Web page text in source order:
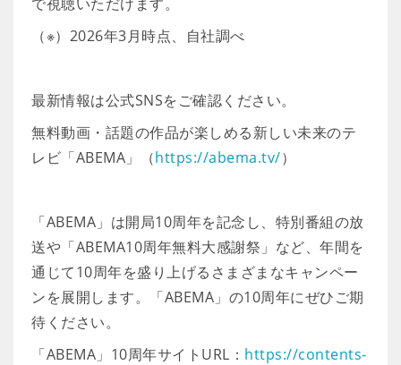
（※）2026年3月時点、自社調べ
最新情報は公式SNSをご確認ください。
無料動画・話題の作品が楽しめる新しい未来のテ
レビ「ABEMA」（https://abema.tv/）
「ABEMA」は開局10周年を記念し、特別番組の放
送や「ABEMA10周年無料大感謝祭」など、年間を
通じて10周年を盛り上げるさまざまなキャンペー
ンを展開します。「ABEMA」の10周年にぜひご期
待ください。
「ABEMA」10周年サイトURL： https://contents-